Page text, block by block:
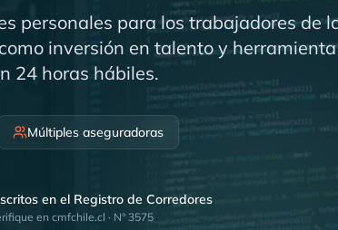
personales para los trabajadores de
inversión en talento y
24 horas hábiles.
Múltiples aseguradoras
en el Registro de Corredores
en cmfchile.cl · N° 3575